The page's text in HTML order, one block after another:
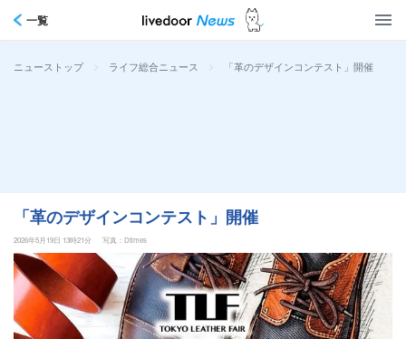
一覧
ニューストップ > ライフ総合ニュース > 「革のデザインコンテスト」開催
「革のデザインコンテスト」開催
2026年5月19日 13時21分 写真：Dtimes